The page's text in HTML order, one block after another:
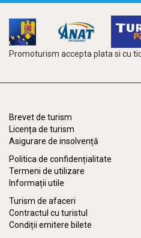
Promoturism accepta plata si cu
Brevet de turism
Licența de turism
Asigurare de insolvență
Politica de confidențialitate
Termeni de utilizare
Informații utile
Turism de afaceri
Contractul cu turistul
Condiții emitere bilete